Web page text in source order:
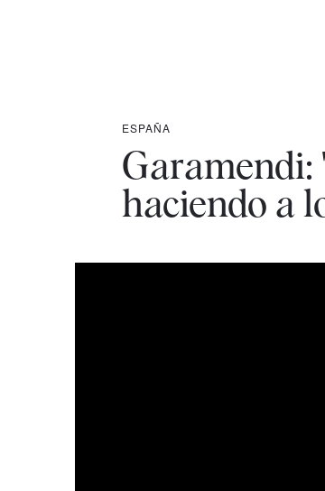
ESPAÑA
Garamendi:
haciendo a